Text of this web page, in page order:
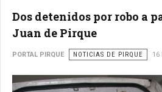
Dos detenidos por robo a
Juan de Pirque
PORTAL PIRQUE NOTICIAS DE PIRQUE 16